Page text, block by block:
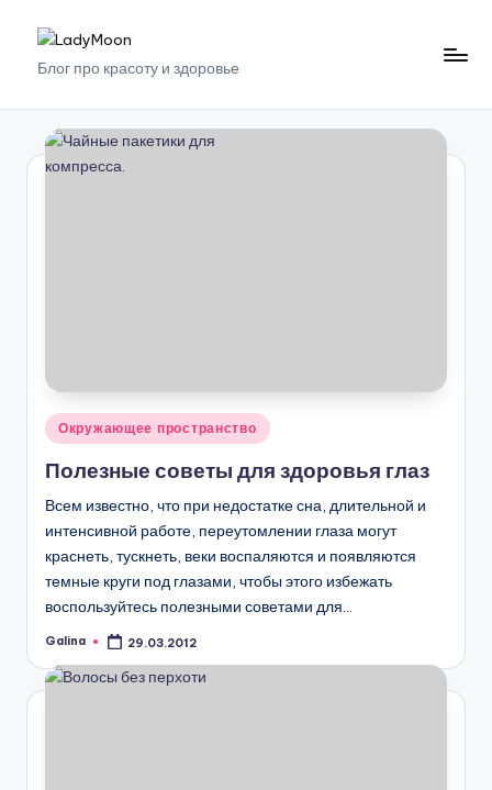
Перейти
L
a
d
y
Блог про красоту и здоровье
Опубликовано
Окружающее пространство
Полезные советы для здоровья глаз
Всем известно, что при недостатке сна, длительной и
интенсивной работе, переутомлении глаза могут
краснеть, тускнеть, веки воспаляются и появляются
темные круги под глазами, чтобы этого избежать
воспользуйтесь полезными советами для…
Запись
Galina 29.03.2012